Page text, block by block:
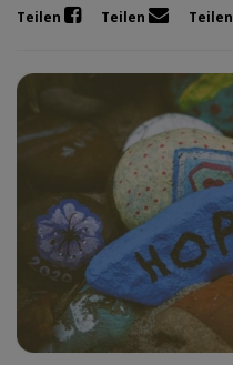
Teilen Teilen Teilen